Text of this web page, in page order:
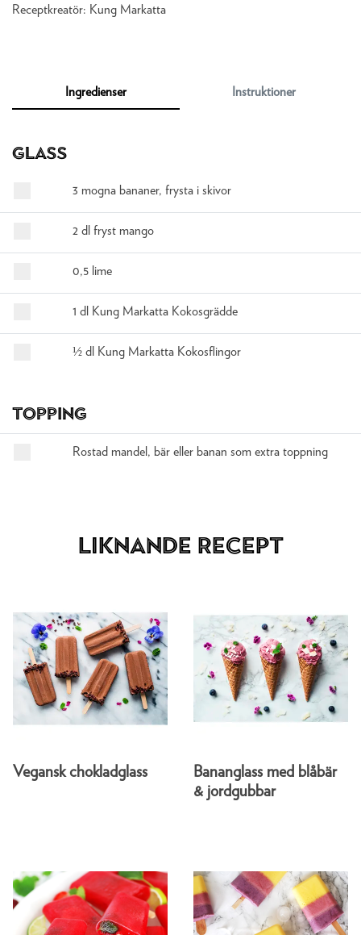
Receptkreatör: Kung Markatta
Ingredienser Instruktioner
Glass
3 mogna bananer, frysta i skivor
2 dl fryst mango
0,5 lime
1 dl Kung Markatta Kokosgrädde
½ dl Kung Markatta Kokosflingor
Topping
Rostad mandel, bär eller banan som extra toppning
Liknande recept
Vegansk chokladglass
Bananglass med blåbär
& jordgubbar